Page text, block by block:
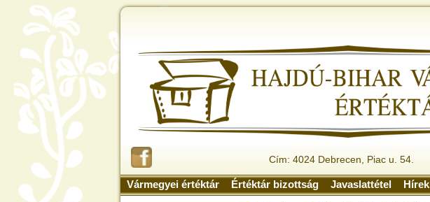
Cím: 4024 Debrecen, Piac u. 54.
Vármegyei értéktár Értéktár bizottság Javaslattétel Hírek